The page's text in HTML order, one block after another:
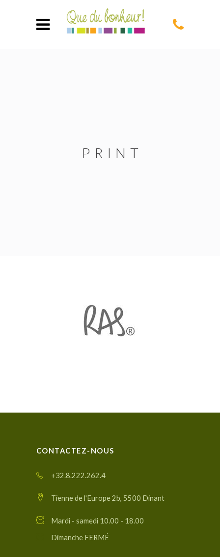
PRINT
CONTACTEZ-NOUS
+32.8.222.262.4
Tienne de l'Europe 2b, 5500 Dinant
Mardi - samedi 10.00 - 18.00
Dimanche FERMÉ